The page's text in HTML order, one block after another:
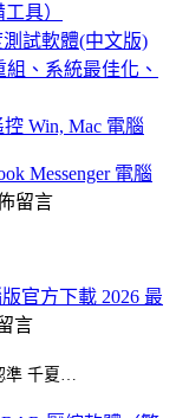
具）
測試軟體(中文版)
組、系統最佳化、
Win, Mac 電腦
Messenger 電腦
留言
官方下載 2026 最
言
準 千夏…